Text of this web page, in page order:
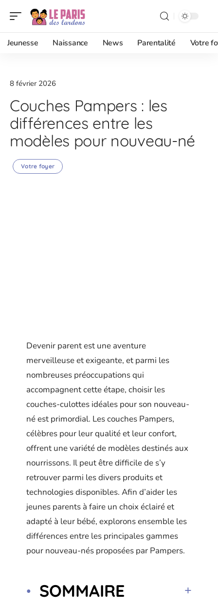
Jeunesse Naissance News Parentalité Votre
8 février 2026
Couches Pampers : les
différences entre les
modèles pour nouveau-né
Votre foyer
Devenir parent est une aventure
merveilleuse et exigeante, et parmi les
nombreuses préoccupations qui
accompagnent cette étape, choisir les
couches-culottes idéales pour son nouveau-
né est primordial. Les couches Pampers,
célèbres pour leur qualité et leur confort,
offrent une variété de modèles destinés aux
nourrissons. Il peut être difficile de s’y
retrouver parmi les divers produits et
technologies disponibles. Afin d’aider les
jeunes parents à faire un choix éclairé et
adapté à leur bébé, explorons ensemble les
différences entre les principales gammes
pour nouveau-nés proposées par Pampers.
SOMMAIRE